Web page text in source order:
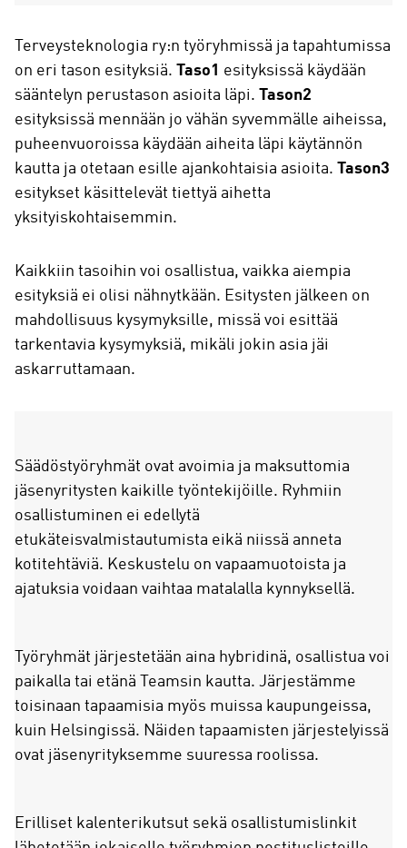
Terveysteknologia ry:n työryhmissä ja tapahtumissa
on eri tason esityksiä. Taso1 esityksissä käydään
sääntelyn perustason asioita läpi. Tason2
esityksissä mennään jo vähän syvemmälle aiheissa,
puheenvuoroissa käydään aiheita läpi käytännön
kautta ja otetaan esille ajankohtaisia asioita. Tason3
esitykset käsittelevät tiettyä aihetta
yksityiskohtaisemmin.
Kaikkiin tasoihin voi osallistua, vaikka aiempia
esityksiä ei olisi nähnytkään. Esitysten jälkeen on
mahdollisuus kysymyksille, missä voi esittää
tarkentavia kysymyksiä, mikäli jokin asia jäi
askarruttamaan.
Säädöstyöryhmät ovat avoimia ja maksuttomia
jäsenyritysten kaikille työntekijöille. Ryhmiin
osallistuminen ei edellytä
etukäteisvalmistautumista eikä niissä anneta
kotitehtäviä. Keskustelu on vapaamuotoista ja
ajatuksia voidaan vaihtaa matalalla kynnyksellä.
Työryhmät järjestetään aina hybridinä, osallistua voi
paikalla tai etänä Teamsin kautta. Järjestämme
toisinaan tapaamisia myös muissa kaupungeissa,
kuin Helsingissä. Näiden tapaamisten järjestelyissä
ovat jäsenyrityksemme suuressa roolissa.
Erilliset kalenterikutsut sekä osallistumislinkit